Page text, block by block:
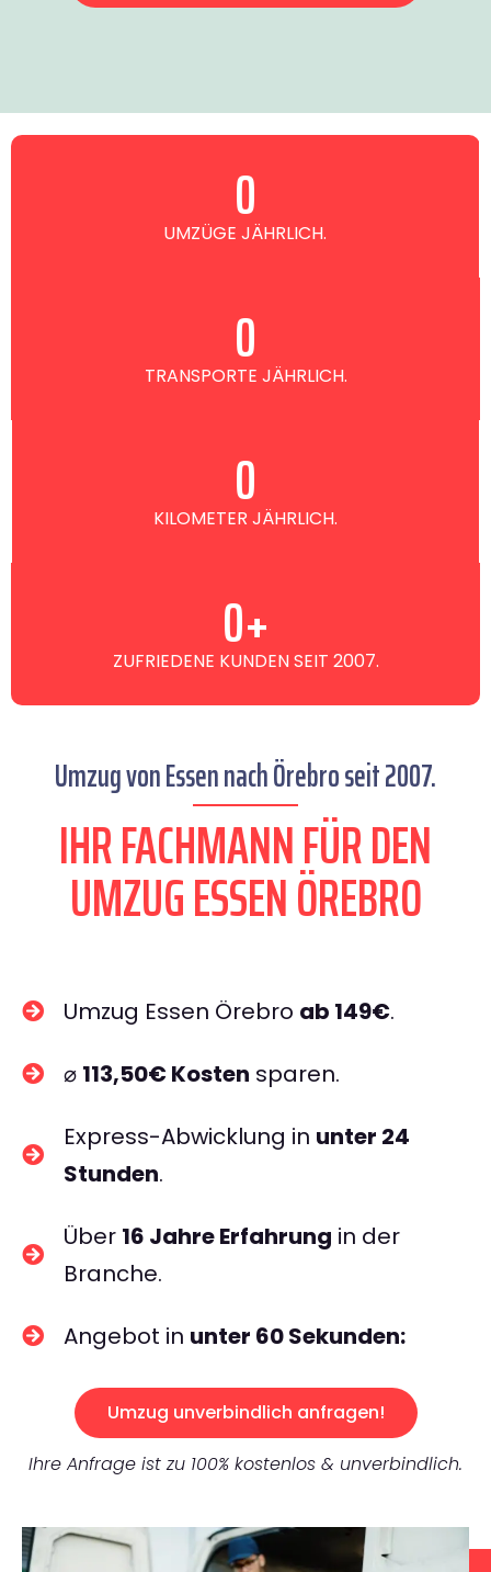
UMZÜGE JÄHRLICH.
0
TRANSPORTE JÄHRLICH.
0
KILOMETER JÄHRLICH.
0
ZUFRIEDENE KUNDEN SEIT 2007.
0+
Umzug von Essen nach Örebro seit 2007.
IHR FACHMANN FÜR DEN
UMZUG ESSEN ÖREBRO
Umzug Essen Örebro ab 149€.
⌀ 113,50€ Kosten sparen.
Express-Abwicklung in unter 24
Stunden.
Über 16 Jahre Erfahrung in der
Branche.
Angebot in unter 60 Sekunden:
Umzug unverbindlich anfragen!
Ihre Anfrage ist zu 100% kostenlos & unverbindlich.